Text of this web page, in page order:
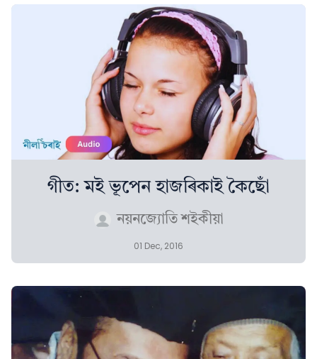
গীত: মই ভূপেন হাজৰিকাই কৈছোঁ
নয়নজ্যোতি শইকীয়া
01 Dec, 2016